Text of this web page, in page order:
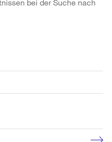
bei der Suche nach